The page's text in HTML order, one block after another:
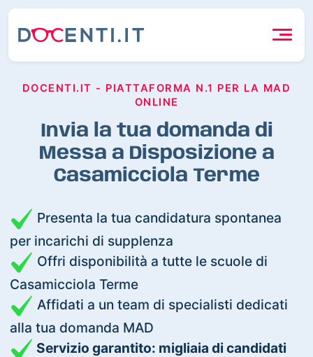
DOCENTI.IT - PIATTAFORMA N.1 PER LA MAD
ONLINE
Invia la tua domanda di
Messa a Disposizione a
Casamicciola Terme
Presenta la tua candidatura spontanea
per incarichi di supplenza
Offri disponibilità a tutte le scuole di
Casamicciola Terme
Affidati a un team di specialisti dedicati
alla tua domanda MAD
Servizio garantito: migliaia di candidati